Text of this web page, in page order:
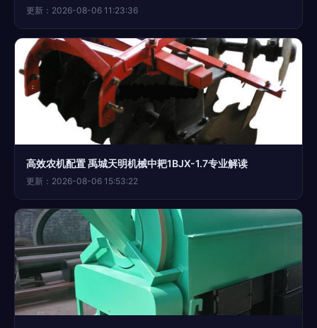
更新：2026-08-06 11:23:36
高效农机配置 禹城天明机械中耙1BJX-1.7专业解读
更新：2026-08-06 15:53:22